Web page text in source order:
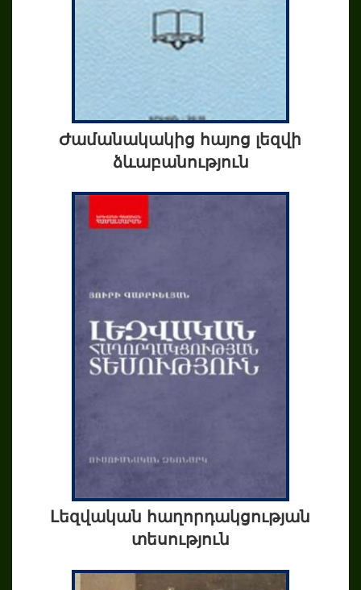
Ժամանակակից հայոց լեզվի
ձևաբանություն
Լեզվական հաղորդակցության
տեսություն